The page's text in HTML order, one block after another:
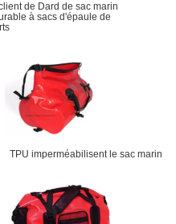
de Dard de sac marin
à sacs d'épaule de
TPU imperméabilisent le sac marin